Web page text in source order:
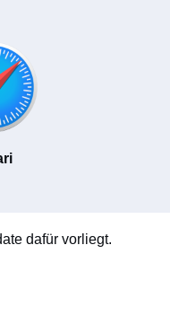
dafür vorliegt.